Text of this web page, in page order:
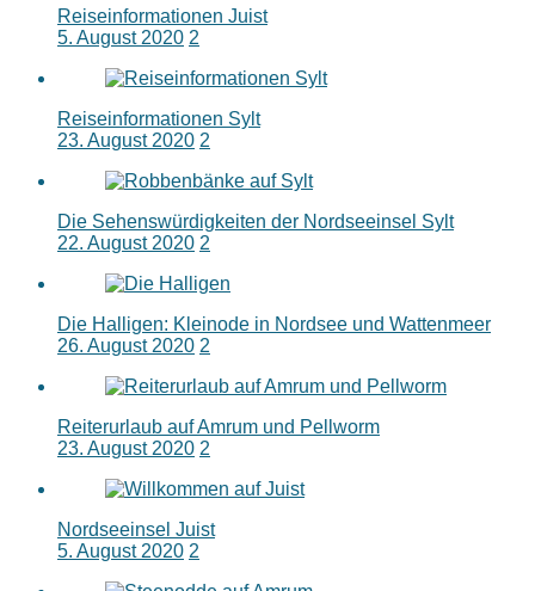
Reiseinformationen Juist
5. August 2020 2
Reiseinformationen Sylt
23. August 2020 2
Die Sehenswürdigkeiten der Nordseeinsel Sylt
22. August 2020 2
Die Halligen: Kleinode in Nordsee und Wattenmeer
26. August 2020 2
Reiterurlaub auf Amrum und Pellworm
23. August 2020 2
Nordseeinsel Juist
5. August 2020 2